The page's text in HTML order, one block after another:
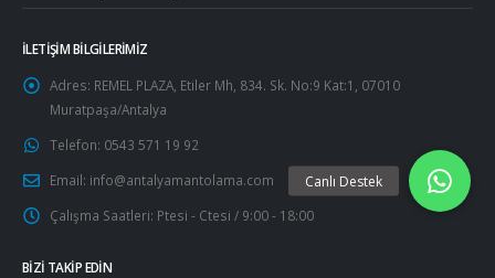
İLETIŞIM BILGILERIMIZ
Adres: REMEL PLAZA, Etiler Mh, 834. Sk. No:9 Kat:1, 07010
Muratpaşa/Antalya
Telefon: 0543 571 19 92
Email: info@antalyamantolama.com
Çalışma Saatleri: Ptesi - Ctesi / 9:00 - 18:00
BIZI TAKIP EDIN